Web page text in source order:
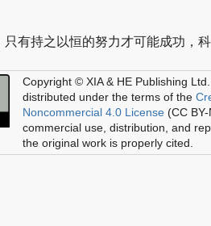
有持之以恒的努力才可能成功，
Copyright © XIA & HE Publishing Ltd.
distributed under the terms of the
Noncommercial 4.0 License (CC
commercial use, distribution, and
the original work is properly cited.